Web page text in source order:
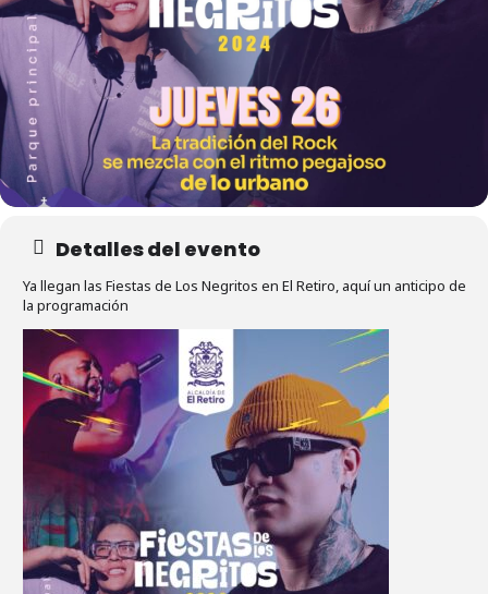
Detalles del evento
Ya llegan las Fiestas de Los Negritos en El Retiro, aquí un anticipo de
la programación